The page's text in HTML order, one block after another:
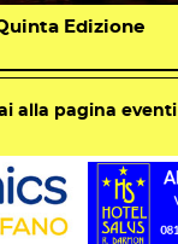
Edizione
alla pagina eventi